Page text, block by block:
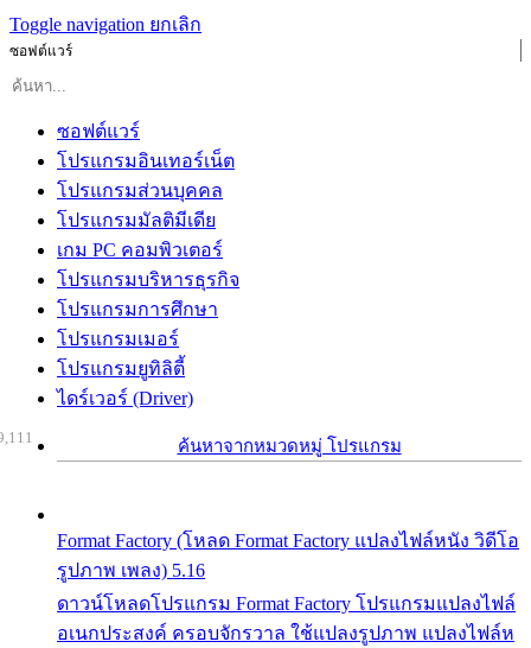
Toggle navigation ยกเลิก
ซอฟต์แวร์
ซอฟต์แวร์
โปรแกรมอินเทอร์เน็ต
โปรแกรมส่วนบุคคล
โปรแกรมมัลติมีเดีย
เกม PC คอมพิวเตอร์
โปรแกรมบริหารธุรกิจ
โปรแกรมการศึกษา
โปรแกรมเมอร์
โปรแกรมยูทิลิตี้
ไดร์เวอร์ (Driver)
ค้นหาจากหมวดหมู่ โปรแกรม
Format Factory (โหลด Format Factory แปลงไฟล์หนัง วิดีโอ
รูปภาพ เพลง) 5.16
ดาวน์โหลดโปรแกรม Format Factory โปรแกรมแปลงไฟล์
อเนกประสงค์ ครอบจักรวาล ใช้แปลงรูปภาพ แปลงไฟล์ห